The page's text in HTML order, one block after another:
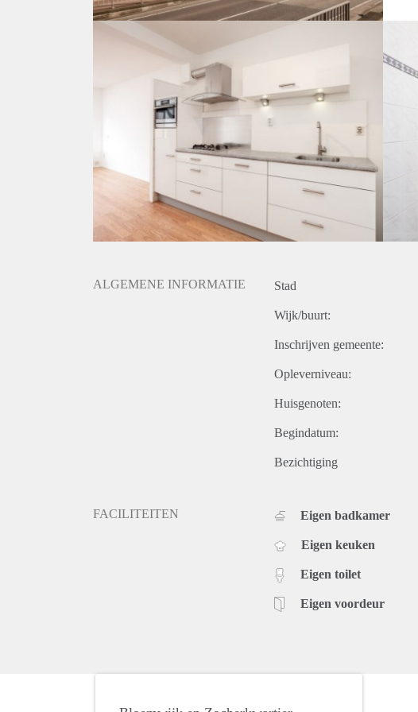
ALGEMENE INFORMATIE Stad
Wijk/buurt:
Inschrijven gemeente:
Opleverniveau:
Huisgenoten:
Begindatum:
Bezichtiging
FACILITEITEN Eigen badkamer
Eigen keuken
Eigen toilet
Eigen voordeur